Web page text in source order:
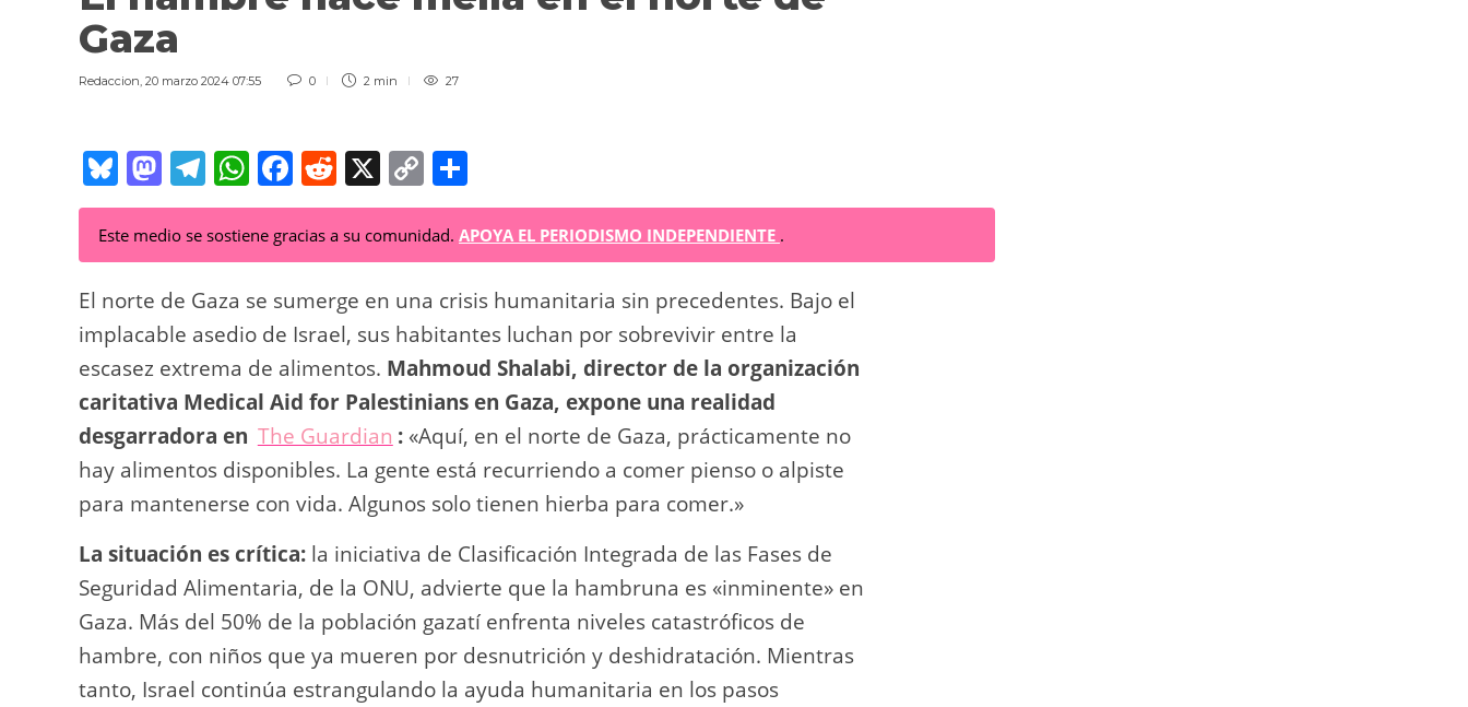
Gaza
Redaccion, 20 marzo 2024 07:55 0 2 min 27
Bl
u
e
sk
y
M
a
st
o
d
o
n
T
el
e
gr
a
m
W
h
at
s
A
p
p
F
a
c
e
b
o
o
k
R
e
d
di
t
X C
o
p
y
Li
n
k
o
m
p
ar
tir
Este medio se sostiene gracias a su comunidad. APOYA EL PERIODISMO INDEPENDIENTE .
El norte de Gaza se sumerge en una crisis humanitaria sin precedentes. Bajo el
implacable asedio de Israel, sus habitantes luchan por sobrevivir entre la
escasez extrema de alimentos. Mahmoud Shalabi, director de la organización
caritativa Medical Aid for Palestinians en Gaza, expone una realidad
desgarradora en The Guardian :«Aquí, en el norte de Gaza, prácticamente no
hay alimentos disponibles. La gente está recurriendo a comer pienso o alpiste
para mantenerse con vida. Algunos solo tienen hierba para comer.»
La situación es crítica: la iniciativa de Clasificación Integrada de las Fases de
Seguridad Alimentaria, de la ONU, advierte que la hambruna es «inminente» en
Gaza. Más del 50% de la población gazatí enfrenta niveles catastróficos de
hambre, con niños que ya mueren por desnutrición y deshidratación. Mientras
tanto, Israel continúa estrangulando la ayuda humanitaria en los pasos